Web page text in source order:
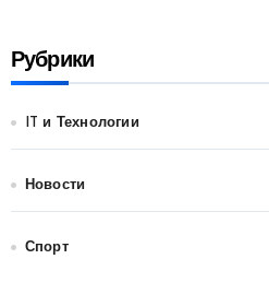
Рубрики
IT и Технологии
Новости
Спорт